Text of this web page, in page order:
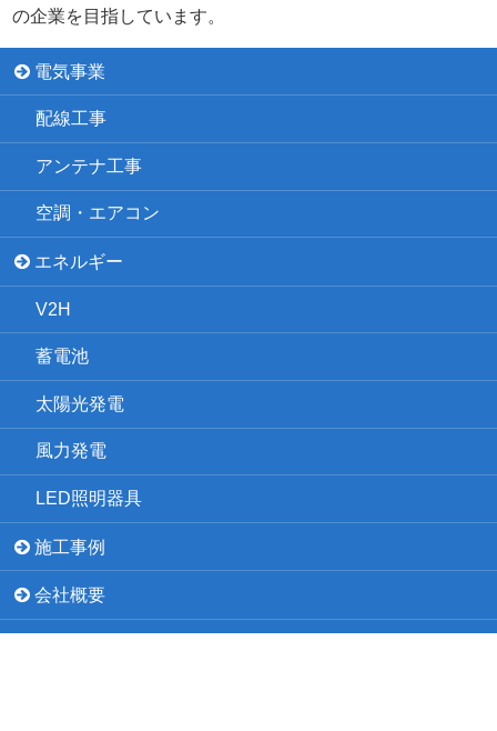
の企業を目指しています。
電気事業
配線工事
アンテナ工事
空調・エアコン
エネルギー
V2H
蓄電池
太陽光発電
風力発電
LED照明器具
施工事例
会社概要